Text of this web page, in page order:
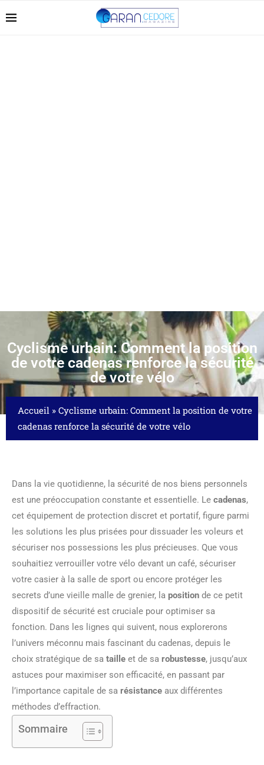
Cyclisme urbain: Comment la position
de votre cadenas renforce la sécurité
de votre vélo
Accueil » Cyclisme urbain: Comment la position de votre
cadenas renforce la sécurité de votre vélo
Dans la vie quotidienne, la sécurité de nos biens personnels
est une préoccupation constante et essentielle. Le cadenas,
cet équipement de protection discret et portatif, figure parmi
les solutions les plus prisées pour dissuader les voleurs et
sécuriser nos possessions les plus précieuses. Que vous
souhaitiez verrouiller votre vélo devant un café, sécuriser
votre casier à la salle de sport ou encore protéger les
secrets d’une vieille malle de grenier, la position de ce petit
dispositif de sécurité est cruciale pour optimiser sa
fonction. Dans les lignes qui suivent, nous explorerons
l’univers méconnu mais fascinant du cadenas, depuis le
choix stratégique de sa taille et de sa robustesse, jusqu’aux
astuces pour maximiser son efficacité, en passant par
l’importance capitale de sa résistance aux différentes
méthodes d’effraction.
Sommaire